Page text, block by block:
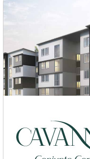
Armenia -
Espejo